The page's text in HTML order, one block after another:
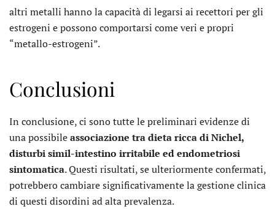
altri metalli hanno la capacità di legarsi ai recettori per gli
estrogeni e possono comportarsi come veri e propri
“metallo-estrogeni”.
Conclusioni
In conclusione, ci sono tutte le preliminari evidenze di
una possibileassociazione tra dieta ricca di Nichel,
disturbi simil-intestino irritabile ed endometriosi
sintomatica. Questi risultati, se ulteriormente confermati,
potrebbero cambiare significativamente la gestione clinica
di questi disordini ad alta prevalenza.